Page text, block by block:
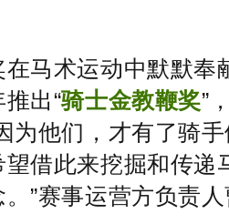
在马术运动中默默奉
出“骑士金教鞭奖”
为他们，才有了骑
借此来挖掘和传递
”赛事运营方负责